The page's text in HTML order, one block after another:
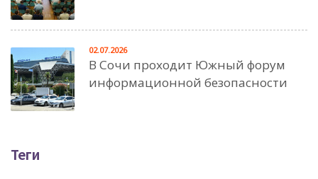
В Сочи проходит Южный форум
информационной безопасности
02.07.2026
Теги